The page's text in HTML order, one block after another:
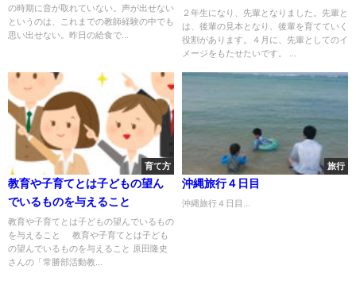
の時期に音が取れていない。声が出せない
というのは、これまでの教師経験の中でも
思い出せない。昨日の給食で...
２年生になり、先輩となりました。先輩と
は、後輩の見本となり、後輩を育てていく
役割があります。４月に、先輩としてのイ
メージをもたせたいです。 ...
育て方
教育や子育てとは子どもの望ん
でいるものを与えること
教育や子育てとは子どもの望んでいるもの
を与えること 教育や子育てとは子ども
の望んでいるものを与えること 原田隆史
さんの「常勝部活動教...
旅行
沖縄旅行４日目
沖縄旅行４日目...